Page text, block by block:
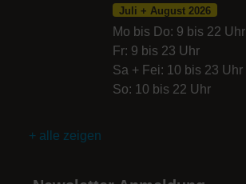
Mo bis Do: 9 bis 22 Uhr
Fr: 9 bis 23 Uhr
Sa + Fei: 10 bis 23 Uhr
So: 10 bis 22 Uhr
Juli + August 2026
+ alle zeigen